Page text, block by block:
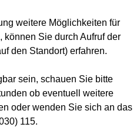
weitere Möglichkeiten für
können Sie durch Aufruf der
den Standort) erfahren.
sein, schauen Sie bitte
ob eventuell weitere
oder wenden Sie sich an das
115.